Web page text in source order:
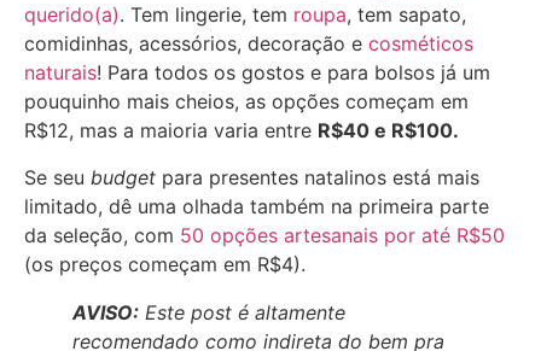
querido(a). Tem lingerie, tem roupa, tem sapato,
comidinhas, acessórios, decoração e cosméticos
naturais! Para todos os gostos e para bolsos já um
pouquinho mais cheios, as opções começam em
R$12, mas a maioria varia entre R$40 e R$100.
Se seu budget para presentes natalinos está mais
limitado, dê uma olhada também na primeira parte
da seleção, com 50 opções artesanais por até R$50
(os preços começam em R$4).
AVISO: Este post é altamente
recomendado como indireta do bem pra